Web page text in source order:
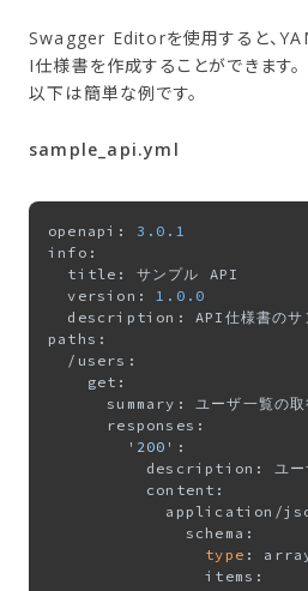
Swagger Editorを使用すると、
I仕様書を作成することができます。
以下は簡単な例です。
sample_api.yml
openapi: 3.0 .1
info:
  title: サンプル API
  version:
1.0 .0
description: API仕様書のサ
paths:
  /users:
    get:
summary: ユーザ一覧の取
      responses:
'200' :
description: ユー
          content:
application/
              schema:
type :
                items: